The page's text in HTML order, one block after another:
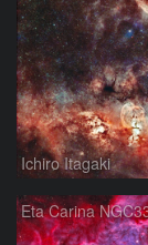
Ichiro Itagaki
Eta Carina